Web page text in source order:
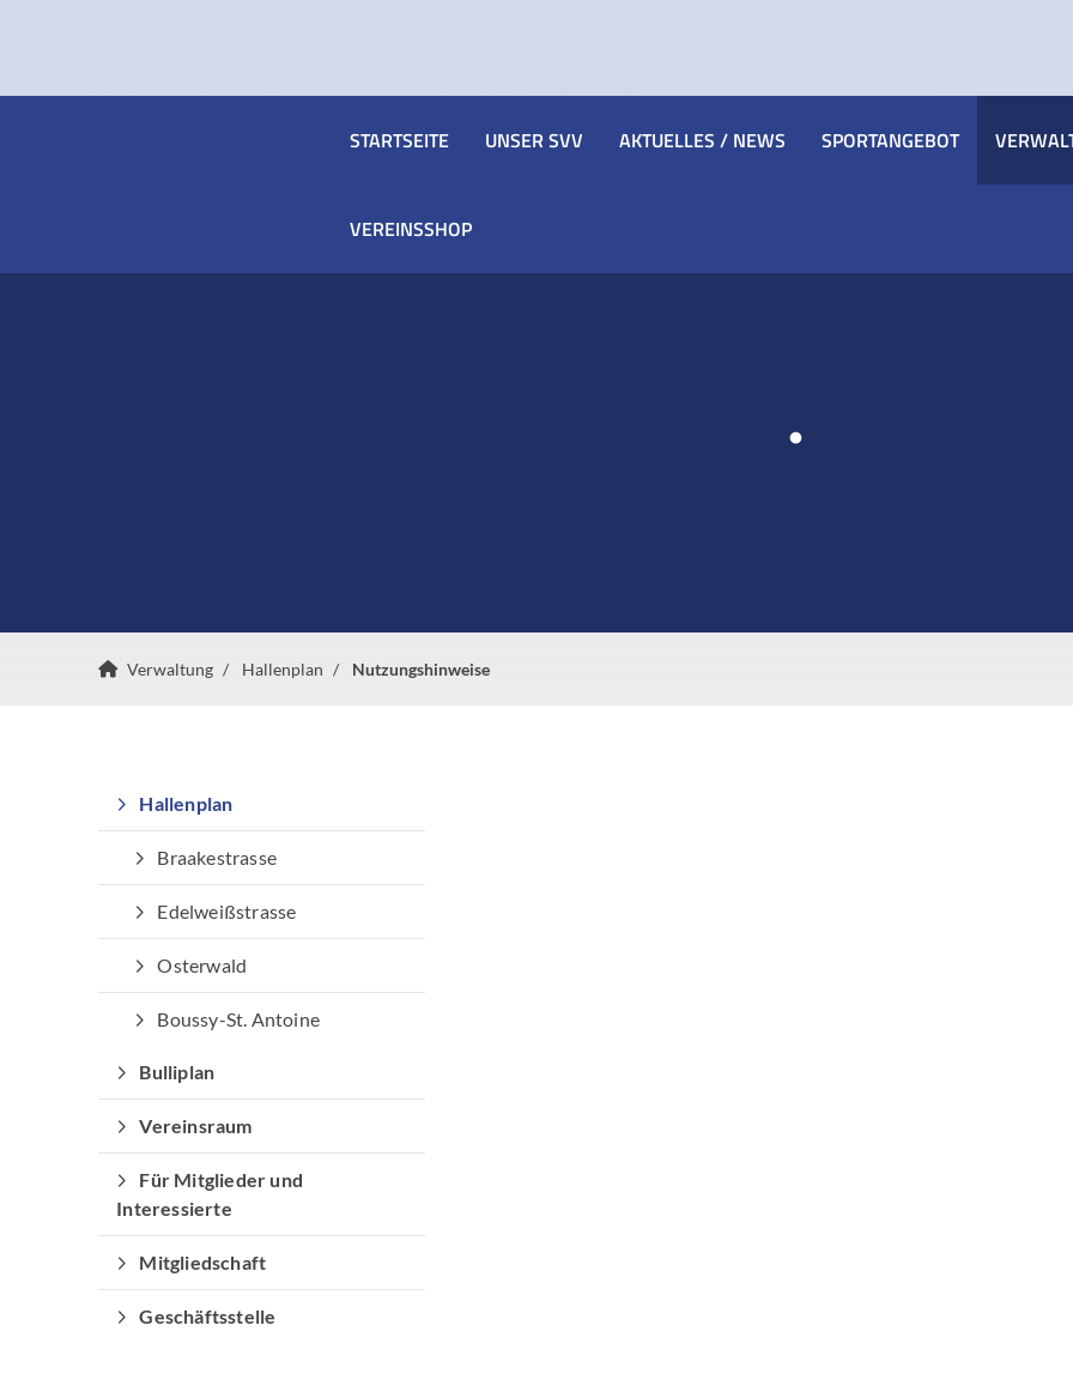
STARTSEITE UNSER SVV AKTUELLES / NEWS SPORTANGEBOT
VEREINSSHOP
Verwaltung Hallenplan Nutzungshinweise
Hallenplan
Braakestrasse
Edelweißstrasse
Osterwald
Boussy-St. Antoine
Bulliplan
Vereinsraum
Für Mitglieder und
Interessierte
Mitgliedschaft
Geschäftsstelle